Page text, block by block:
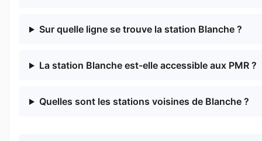
Sur quelle ligne se trouve la station Blanche ?
La station Blanche est-elle accessible aux PMR ?
Quelles sont les stations voisines de Blanche ?